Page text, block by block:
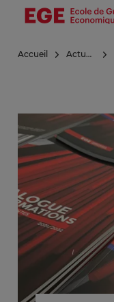
Aller
principal
Accueil Actualités